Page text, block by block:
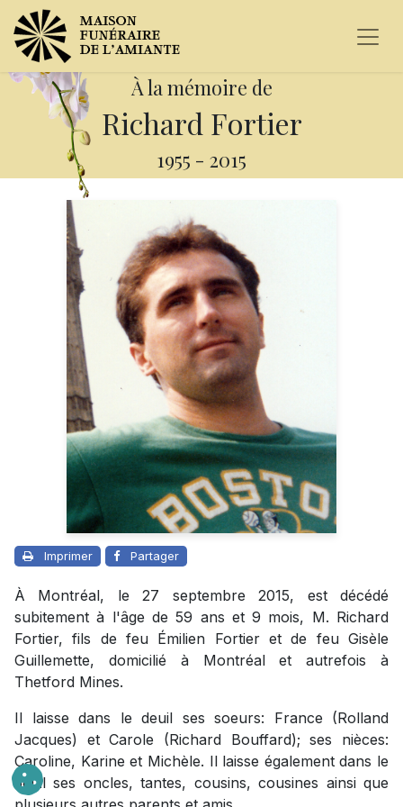
À la mémoire de
Richard Fortier
1955 - 2015
Imprimer Partager
À Montréal, le 27 septembre 2015, est décédé
subitement à l'âge de 59 ans et 9 mois, M. Richard
Fortier, fils de feu Émilien Fortier et de feu Gisèle
Guillemette, domicilié à Montréal et autrefois à
Thetford Mines.
Il laisse dans le deuil ses soeurs: France (Rolland
Jacques) et Carole (Richard Bouffard); ses nièces:
Caroline, Karine et Michèle. Il laisse également dans le
deuil ses oncles, tantes, cousins, cousines ainsi que